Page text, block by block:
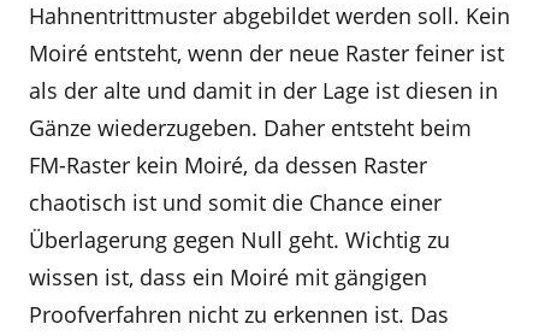
Hahnentrittmuster abgebildet werden soll. Kein
Moiré entsteht, wenn der neue Raster feiner ist
als der alte und damit in der Lage ist diesen in
Gänze wiederzugeben. Daher entsteht beim
FM-Raster kein Moiré, da dessen Raster
chaotisch ist und somit die Chance einer
Überlagerung gegen Null geht. Wichtig zu
wissen ist, dass ein Moiré mit gängigen
Proofverfahren nicht zu erkennen ist. Das